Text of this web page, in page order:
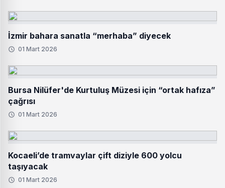
İzmir bahara sanatla “merhaba” diyecek
01 Mart 2026
Bursa Nilüfer'de Kurtuluş Müzesi için “ortak hafıza”
çağrısı
01 Mart 2026
Kocaeli’de tramvaylar çift diziyle 600 yolcu
taşıyacak
01 Mart 2026